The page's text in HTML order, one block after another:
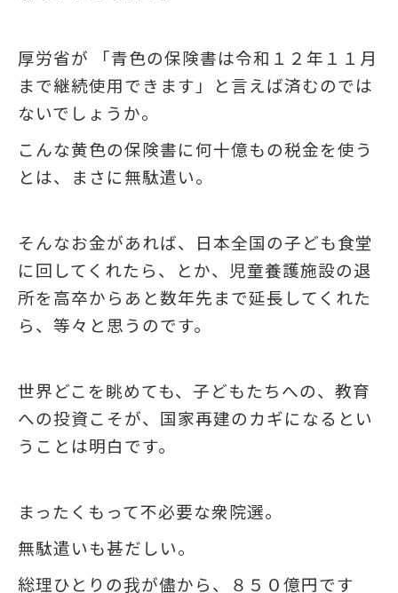
厚労省が 「青色の保険書は令和１２年１１月
まで継続使用できます」と言えば済むのでは
ないでしょうか。
こんな黄色の保険書に何十億もの税金を使う
とは、まさに無駄遣い。
そんなお金があれば、日本全国の子ども食堂
に回してくれたら、とか、児童養護施設の退
所を高卒からあと数年先まで延長してくれた
ら、等々と思うのです。
世界どこを眺めても、子どもたちへの、教育
への投資こそが、国家再建のカギになるとい
うことは明白です。
まったくもって不必要な衆院選。
無駄遣いも甚だしい。
総理ひとりの我が儘から、８５０億円です